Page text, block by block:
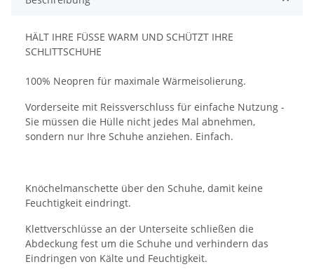
HÄLT IHRE FÜSSE WARM UND SCHÜTZT IHRE
SCHLITTSCHUHE
100% Neopren für maximale Wärmeisolierung.
Vorderseite mit Reissverschluss für einfache Nutzung -
Sie müssen die Hülle nicht jedes Mal abnehmen,
sondern nur Ihre Schuhe anziehen. Einfach.
Knöchelmanschette über den Schuhe, damit keine
Feuchtigkeit eindringt.
Klettverschlüsse an der Unterseite schließen die
Abdeckung fest um die Schuhe und verhindern das
Eindringen von Kälte und Feuchtigkeit.